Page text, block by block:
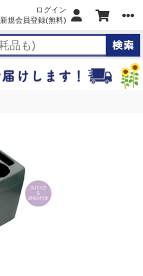
ログイン
新規会員登録(無料)